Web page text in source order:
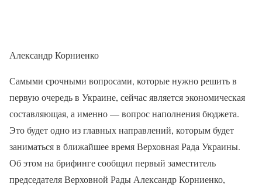
Александр Корниенко
Самыми срочными вопросами, которые нужно решить в
первую очередь в Украине, сейчас является экономическая
составляющая, а именно — вопрос наполнения бюджета.
Это будет одно из главных направлений, которым будет
заниматься в ближайшее время Верховная Рада Украины.
Об этом на брифинге сообщил первый заместитель
председателя Верховной Рады Александр Корниенко,